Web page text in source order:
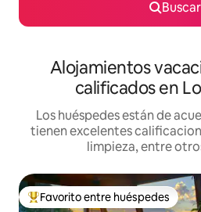
Buscar
Alojamientos
calificados en
Los huéspedes están de
tienen excelentes
limpieza, entre
De los mejores en Favorito entre
Favorito entre huéspedes